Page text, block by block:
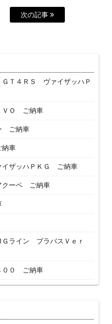
次の記事
Ｔ４ＲＳ ヴァイザッハＰ
ＶＯ ご納車
ご納車
車
ザッハＰＫＧ ご納車
ーペ ご納車
ライン ブラバスＶｅｒ
００ ご納車